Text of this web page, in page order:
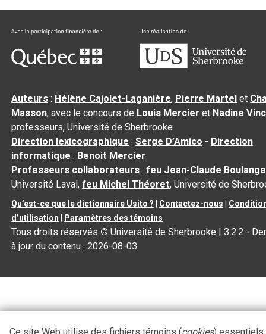
Auteurs : Hélène Cajolet-Laganière, Pierre Martel et
Masson, avec le concours de Louis Mercier et Nadine
professeurs, Université de Sherbrooke
Direction lexicographique :Serge D’Amico - Direction
informatique : Benoit Mercier
Professeurs collaborateurs :feu Jean-Claude
Université Laval,feu Michel Théoret, Université de
Qu’est-ce que le dictionnaire Usito ? Contactez-nous
d’utilisation
Paramètres des témoins
Tous droits réservés © Université de Sherbrooke |3.2.2 -
à jour du contenu :2026-08-03